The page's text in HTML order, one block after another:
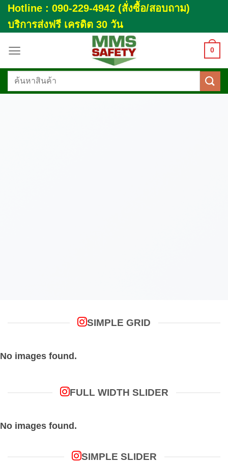
Skip
to
content
Hotline : 090-229-4942 (สั่งซื้อ/สอบถาม)
บริการส่งฟรี เครดิต 30 วัน
0
ค้นหา:
SIMPLE GRID
No images found.
FULL WIDTH SLIDER
No images found.
SIMPLE SLIDER